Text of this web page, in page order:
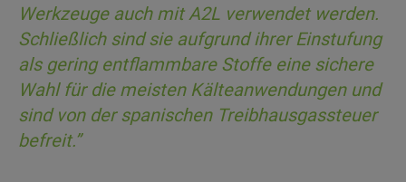
Werkzeuge auch mit A2L verwendet werden.
Schließlich sind sie aufgrund ihrer Einstufung
als gering entflammbare Stoffe eine sichere
Wahl für die meisten Kälteanwendungen und
sind von der spanischen Treibhausgassteuer
befreit.”